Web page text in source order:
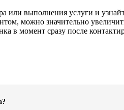
или выполнения услуги и
можно значительно
в момент сразу после